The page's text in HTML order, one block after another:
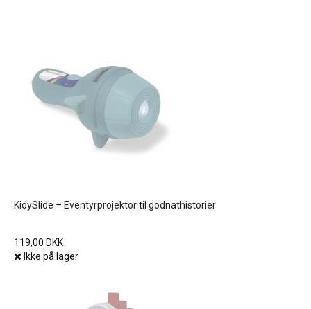
KidySlide – Eventyrprojektor til godnathistorier
119,00 DKK
Ikke på lager